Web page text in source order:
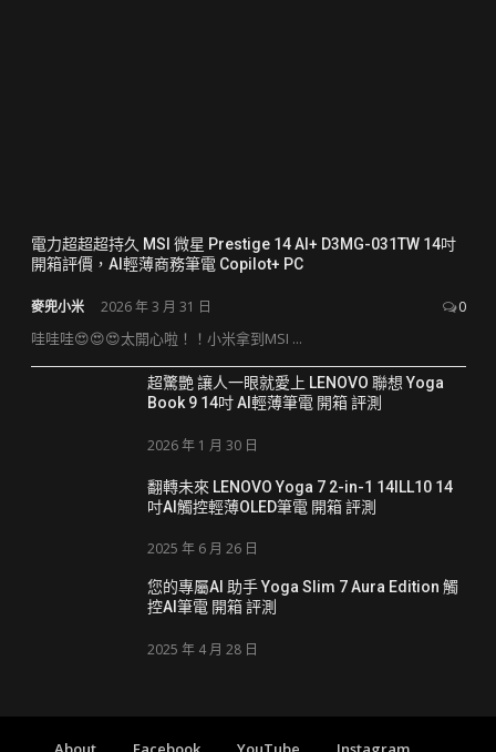
電力超超超持久 MSI 微星 Prestige 14 AI+ D3MG-031TW 14吋
開箱評價，AI輕薄商務筆電 Copilot+ PC
麥兜小米 2026 年 3 月 31 日 0
哇哇哇😍😍😍太開心啦！！小米拿到MSI ...
超驚艷 讓人一眼就愛上 LENOVO 聯想 Yoga
Book 9 14吋 AI輕薄筆電 開箱 評測
2026 年 1 月 30 日
翻轉未來 LENOVO Yoga 7 2-in-1 14ILL10 14
吋AI觸控輕薄OLED筆電 開箱 評測
2025 年 6 月 26 日
您的專屬AI 助手 Yoga Slim 7 Aura Edition 觸
控AI筆電 開箱 評測
2025 年 4 月 28 日